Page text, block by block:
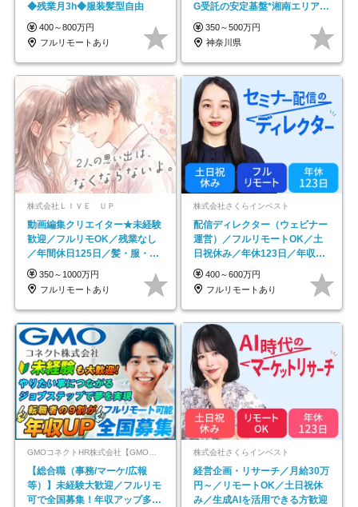
◆残業月3h◆服装髪型自由
400～800万円
フルリモートあり
G受託の安定基盤*湘南エリア勤
務
350～500万円
神奈川県
株式会社ＬＩＶＥ ＵＰ
動画編集クリエイター★未経験
歓迎／フルリモOK／残業なし
／年間休日125日／髪・服・ネ
イル自由／研修充実で安心
350～1000万円
フルリモートあり
株式会社さくらインベスト
配信ディレクター（ウェビナー
運営）／フルリモートOK／土
日祝休み／年休123日／年収
600万円可
400～600万円
フルリモートあり
GMOコネクトHR株式会社【GMOインターネットグループ】
【総合職（事務/マーケ/広報
等）】未経験大歓迎／フルリモ
可で全国募集！年収アップ多数
株式会社さくらインベスト
経営企画・リサーチ／月給30万
円～／リモートOK／土日祝休
み／生成AIを活用できる方歓迎